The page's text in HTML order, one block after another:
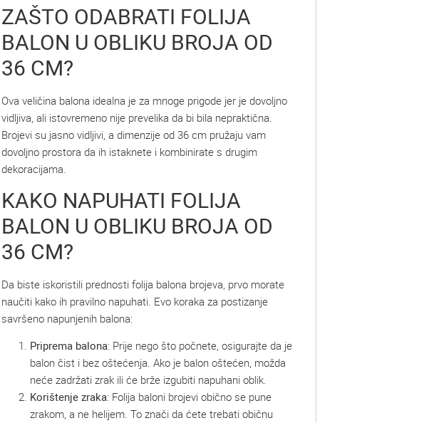
ZAŠTO ODABRATI FOLIJA
BALON U OBLIKU BROJA OD
36 CM?
Ova veličina balona idealna je za mnoge prigode jer je dovoljno
vidljiva, ali istovremeno nije prevelika da bi bila nepraktična.
Brojevi su jasno vidljivi, a dimenzije od 36 cm pružaju vam
dovoljno prostora da ih istaknete i kombinirate s drugim
dekoracijama.
KAKO NAPUHATI FOLIJA
BALON U OBLIKU BROJA OD
36 CM?
Da biste iskoristili prednosti folija balona brojeva, prvo morate
naučiti kako ih pravilno napuhati. Evo koraka za postizanje
savršeno napunjenih balona:
Priprema balona: Prije nego što počnete, osigurajte da je
balon čist i bez oštećenja. Ako je balon oštećen, možda
neće zadržati zrak ili će brže izgubiti napuhani oblik.
Korištenje zraka: Folija baloni brojevi obično se pune
zrakom, a ne helijem. To znači da ćete trebati običnu